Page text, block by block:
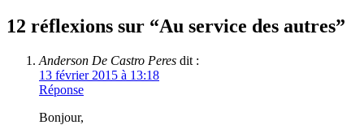
12 réflexions sur “Au service des autres”
Anderson De Castro Peres dit :
13 février 2015 à 13:18
Réponse
Bonjour,